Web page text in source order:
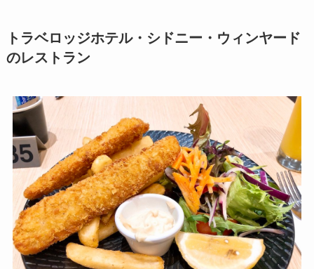
トラベロッジホテル・シドニー・ウィンヤード
のレストラン